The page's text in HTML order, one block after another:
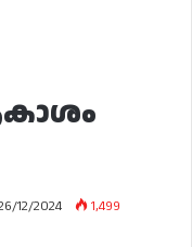
12/2024
1,499